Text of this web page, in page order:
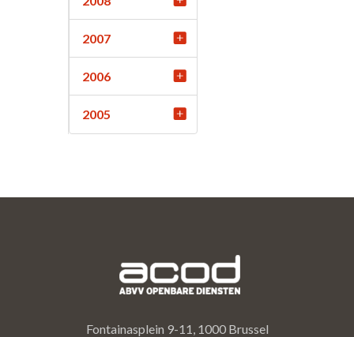
2007
2006
2005
Fontainasplein 9-11, 1000 Brussel